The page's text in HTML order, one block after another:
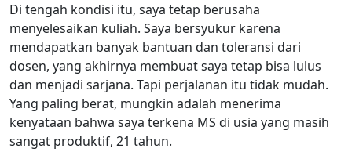
Di tengah kondisi itu, saya tetap berusaha
menyelesaikan kuliah. Saya bersyukur karena
mendapatkan banyak bantuan dan toleransi dari
dosen, yang akhirnya membuat saya tetap bisa lulus
dan menjadi sarjana. Tapi perjalanan itu tidak mudah.
Yang paling berat, mungkin adalah menerima
kenyataan bahwa saya terkena MS di usia yang masih
sangat produktif, 21 tahun.